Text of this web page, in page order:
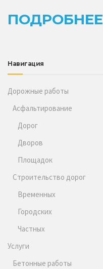
ПОДРОБНЕЕ
Навигация
Дорожные работы
Асфальтирование
Дорог
Дворов
Площадок
Строительство дорог
Временных
Городских
Частных
Услуги
Бетонные работы